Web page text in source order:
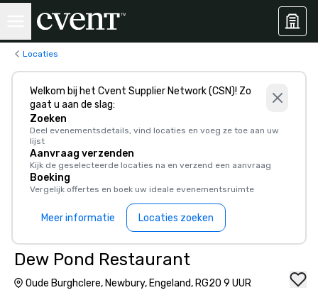
Locaties
Welkom bij het Cvent Supplier Network (CSN)! Zo
gaat u aan de slag:
Zoeken
Deel evenementsdetails, vind locaties en voeg ze toe aan uw
lijst
Aanvraag verzenden
Kijk de geselecteerde locaties na en verzend een aanvraag
Boeking
Vergelijk offertes en boek uw ideale evenementsruimte
Meer informatie Locaties zoeken
Dew Pond Restaurant
Oude Burghclere, Newbury, Engeland, RG20 9 UUR